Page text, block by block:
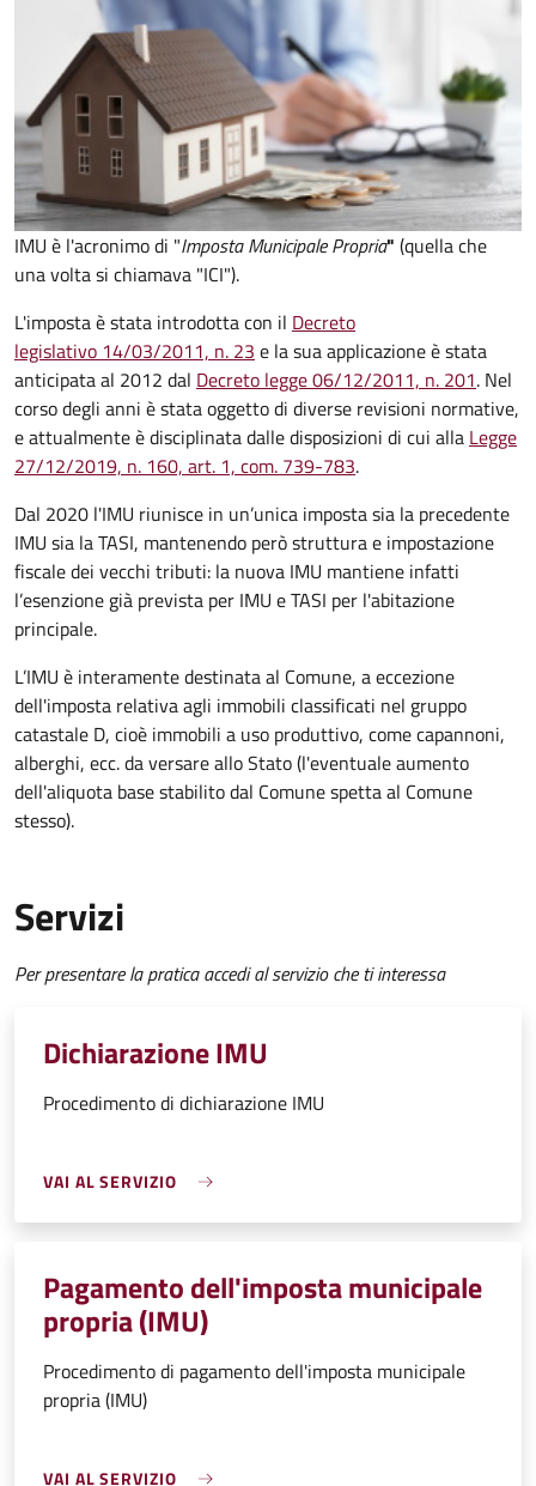
IMU è l'acronimo di "Imposta Municipale Propria" (quella che
una volta si chiamava "ICI").
L'imposta è stata introdotta con il Decreto
legislativo 14/03/2011, n. 23 e la sua applicazione è stata
anticipata al 2012 dal Decreto legge 06/12/2011, n. 201. Nel
corso degli anni è stata oggetto di diverse revisioni normative,
e attualmente è disciplinata dalle disposizioni di cui alla Legge
27/12/2019, n. 160, art. 1, com. 739-783.
Dal 2020 l'IMU riunisce in un’unica imposta sia la precedente
IMU sia la TASI, mantenendo però struttura e impostazione
fiscale dei vecchi tributi: la nuova IMU mantiene infatti
l’esenzione già prevista per IMU e TASI per l'abitazione
principale.
L’IMU è interamente destinata al Comune, a eccezione
dell'imposta relativa agli immobili classificati nel gruppo
catastale D, cioè immobili a uso produttivo, come capannoni,
alberghi, ecc. da versare allo Stato (l'eventuale aumento
dell'aliquota base stabilito dal Comune spetta al Comune
stesso).
Servizi
Per presentare la pratica accedi al servizio che ti interessa
Dichiarazione IMU
Procedimento di dichiarazione IMU
VAI AL SERVIZIO
Pagamento dell'imposta municipale
propria (IMU)
Procedimento di pagamento dell'imposta municipale
propria (IMU)
VAI AL SERVIZIO